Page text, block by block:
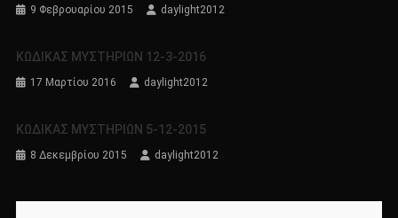
9 Φεβρουαρίου 2015 daylight2012
ΚΩΔΙΚΑΣ ΜΥΣΤΗΡΙΩΝ 12-3-2016
17 Μαρτίου 2016 daylight2012
KΩΔΙΚΑΣ ΜΥΣΤΗΡΙΩΝ 5-12-2015
8 Δεκεμβρίου 2015 daylight2012